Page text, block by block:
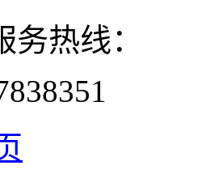
热线：